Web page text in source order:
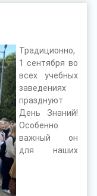
Традиционно,
1 сентября во
всех учебных
заведениях
празднуют
День Знаний!
Особенно
важный он
для наших